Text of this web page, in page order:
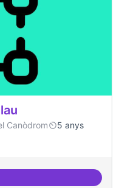
Canòdrom
5 anys
d'eixos clau